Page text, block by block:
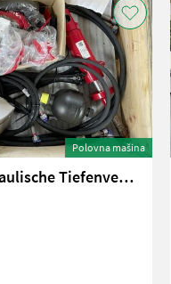
Polovna mašina
Horsch hydraulische Tiefenverstellung